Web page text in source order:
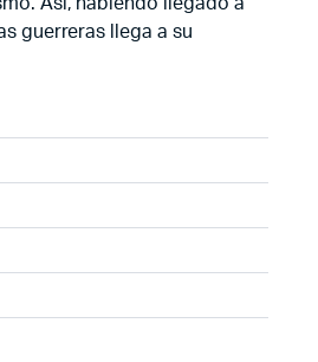
guerreras llega a su